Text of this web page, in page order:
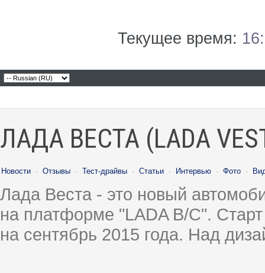
Текущее время:
ЛАДА ВЕСТА (LADA
Новости · Отзывы · Тест-драйвы · Статьи · Интервью · Фото ·
Лада Веста - это новый
на платформе "LADA B/C".
на сентябрь 2015 года. Над